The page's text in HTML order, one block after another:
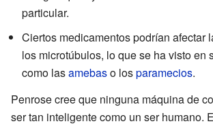
particular.
Ciertos medicamentos podrían afectar
los microtúbulos, lo que se ha visto en
como lasamebaso losparamecios.
Penrose cree que ninguna máquina de
ser tan inteligente como un ser humano.